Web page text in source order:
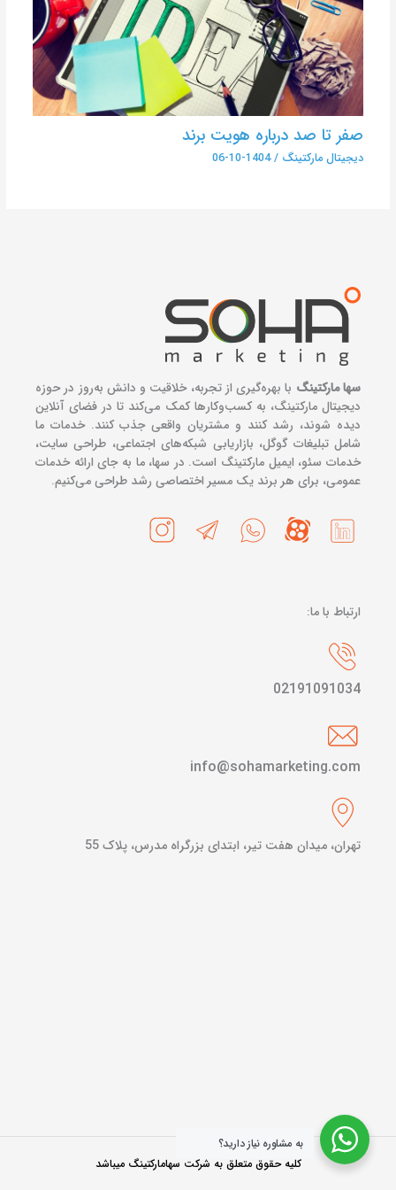
صفر تا صد درباره هویت برند
دیجیتال مارکتینگ /
1404-10-06
سها مارکتینگ با بهره‌گیری از تجربه، خلاقیت و دانش به‌روز در حوزه
دیجیتال مارکتینگ، به کسب‌وکارها کمک می‌کند تا در فضای آنلاین
دیده شوند، رشد کنند و مشتریان واقعی جذب کنند. خدمات ما
شامل تبلیغات گوگل، بازاریابی شبکه‌های اجتماعی، طراحی سایت،
خدمات سئو، ایمیل مارکتینگ است. در سها، ما به جای ارائه خدمات
عمومی، برای هر برند یک مسیر اختصاصی رشد طراحی می‌کنیم.
ارتباط با ما:
02191091034
info@sohamarketing.com
تهران، میدان هفت تیر، ابتدای بزرگراه مدرس، پلاک 55
کلیه حقوق متعلق به شرکت سهامارکتینگ میباشد
به مشاوره نیاز دارید؟